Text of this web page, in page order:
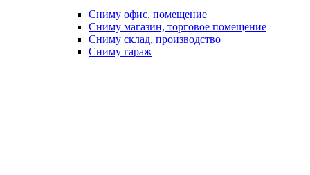
Сниму офис, помещение
Сниму магазин, торговое помещение
Сниму склад, производство
Сниму гараж